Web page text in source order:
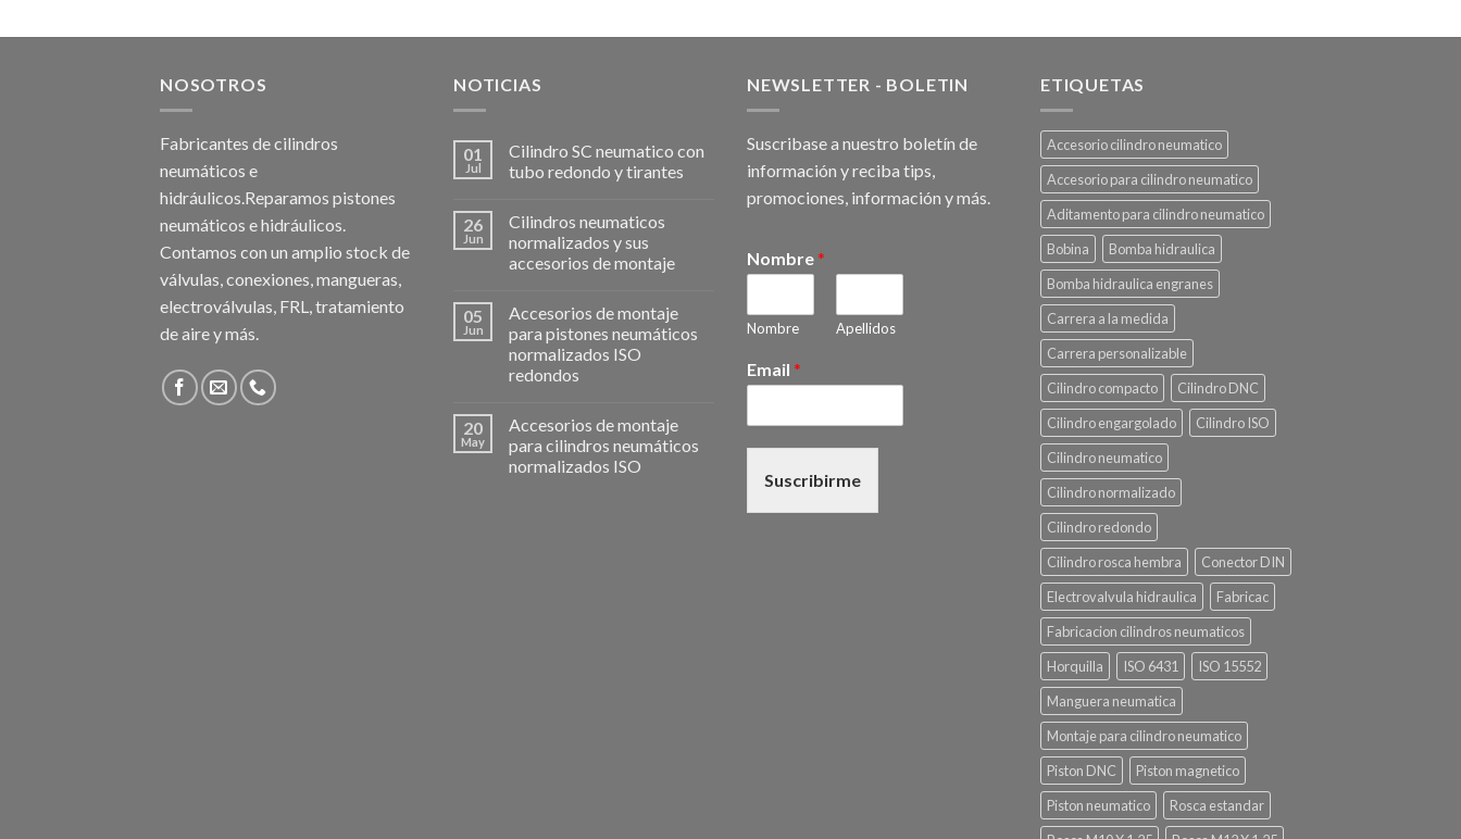
NOSOTROS
Fabricantes de cilindros
neumáticos e
hidráulicos.Reparamos pistones
neumáticos e hidráulicos.
Contamos con un amplio stock de
válvulas, conexiones, mangueras,
electroválvulas, FRL, tratamiento
de aire y más.
NOTICIAS
01
Jul
Cilindro SC neumatico con
tubo redondo y tirantes
26
Jun
Cilindros neumaticos
normalizados y sus
accesorios de montaje
05
Jun
Accesorios de montaje
para pistones neumáticos
normalizados ISO
redondos
20
May
Accesorios de montaje
para cilindros neumáticos
normalizados ISO
NEWSLETTER - BOLETIN
Suscribase a nuestro boletín de
información y reciba tips,
promociones, información y más.
Nombre *
Nombre Apellidos
Email *
Suscribirme
ETIQUETAS
Accesorio cilindro neumatico
Accesorio para cilindro neumatico
Aditamento para cilindro neumatico
Bobina
Bomba hidraulica
Bomba hidraulica engranes
Carrera a la medida
Carrera personalizable
Cilindro compacto
Cilindro DNC
Cilindro engargolado
Cilindro ISO
Cilindro neumatico
Cilindro normalizado
Cilindro redondo
Cilindro rosca hembra
Conector DIN
Electrovalvula hidraulica
Fabricac
Fabricacion cilindros neumaticos
Horquilla
ISO 6431
ISO 15552
Manguera neumatica
Montaje para cilindro neumatico
Piston DNC
Piston magnetico
Piston neumatico
Rosca estandar